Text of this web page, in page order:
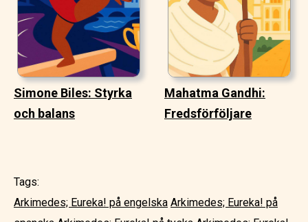
Simone Biles: Styrka
och balans
Mahatma Gandhi:
Fredsförföljare
Tags:
Arkimedes; Eureka! på engelska Arkimedes; Eureka! på